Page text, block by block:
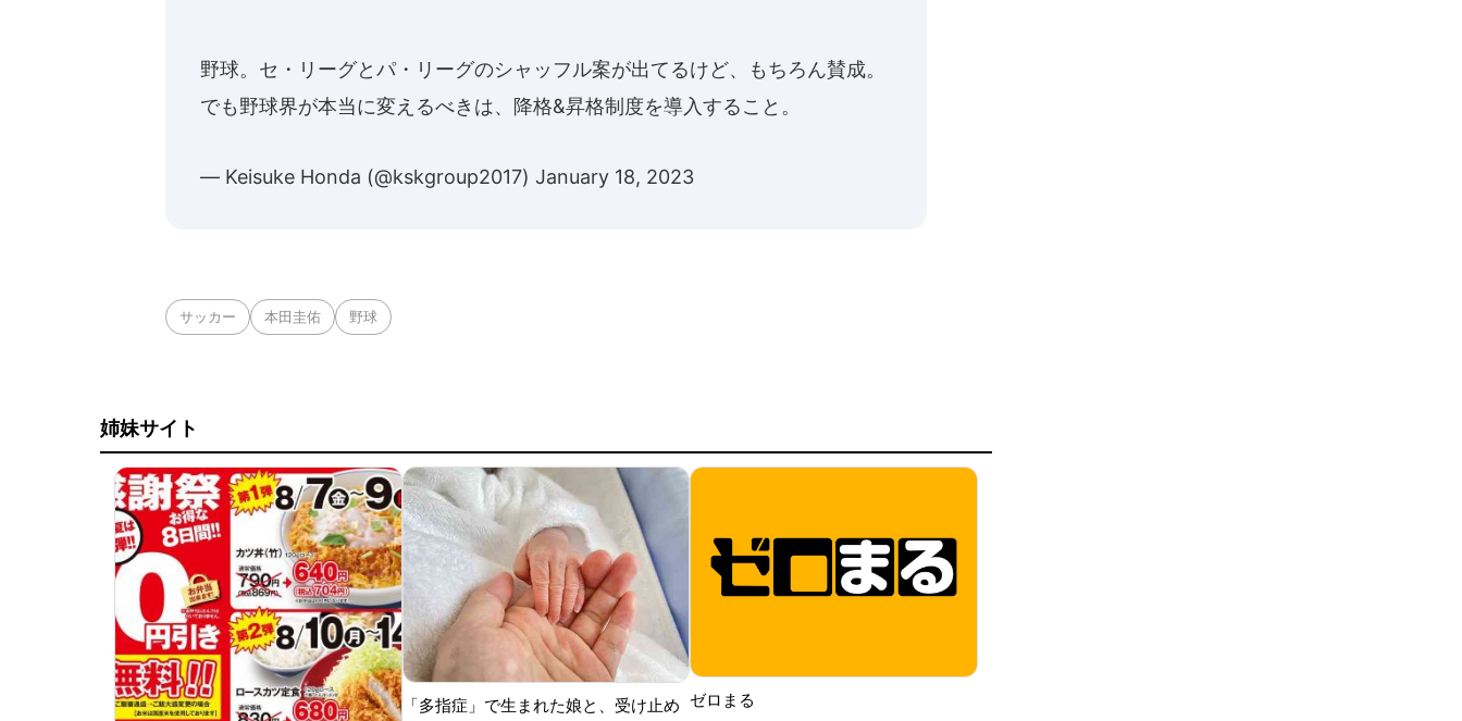
野球。セ・リーグとパ・リーグのシャッフル案が出てるけど、もちろん賛成。
でも野球界が本当に変えるべきは、降格&昇格制度を導入すること。
— Keisuke Honda (@kskgroup2017) January 18, 2023
サッカー 本田圭佑 野球
姉妹サイト
「多指症」で生まれた娘と、受け止め ゼロまる